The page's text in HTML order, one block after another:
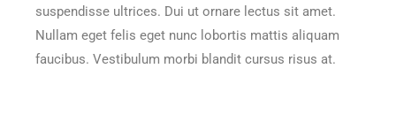
suspendisse ultrices. Dui ut ornare lectus sit amet.
Nullam eget felis eget nunc lobortis mattis aliquam
faucibus. Vestibulum morbi blandit cursus risus at.